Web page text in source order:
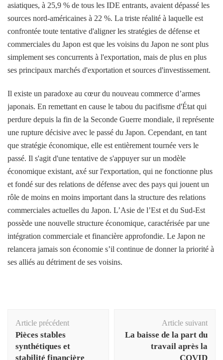
asiatiques, à 25,9 % de tous les IDE entrants, avaient dépassé les
sources nord-américaines à 22 %. La triste réalité à laquelle est
confrontée toute tentative d'aligner les stratégies de défense et
commerciales du Japon est que les voisins du Japon ne sont plus
simplement ses concurrents à l'exportation, mais de plus en plus
ses principaux marchés d'exportation et sources d'investissement.
Il existe un paradoxe au cœur du nouveau commerce d’armes
japonais. En remettant en cause le tabou du pacifisme d'État qui
perdure depuis la fin de la Seconde Guerre mondiale, il représente
une rupture décisive avec le passé du Japon. Cependant, en tant
que stratégie économique, elle est entièrement tournée vers le
passé. Il s'agit d'une tentative de s'appuyer sur un modèle
économique existant, axé sur l'exportation, qui ne fonctionne plus
et fondé sur des relations de défense avec des pays qui jouent un
rôle de moins en moins important dans la structure des relations
commerciales actuelles du Japon. L’Asie de l’Est et du Sud-Est
possède une nouvelle structure économique, caractérisée par une
intégration commerciale et financière approfondie. Le Japon ne
relancera jamais son économie s’il continue de donner la priorité à
ses alliés au détriment de ses voisins.
d'article
Article précédent
Pièces stables
synthétiques et
stabilité financière
Article suivant
La baisse de la part du
travail après la
COVID